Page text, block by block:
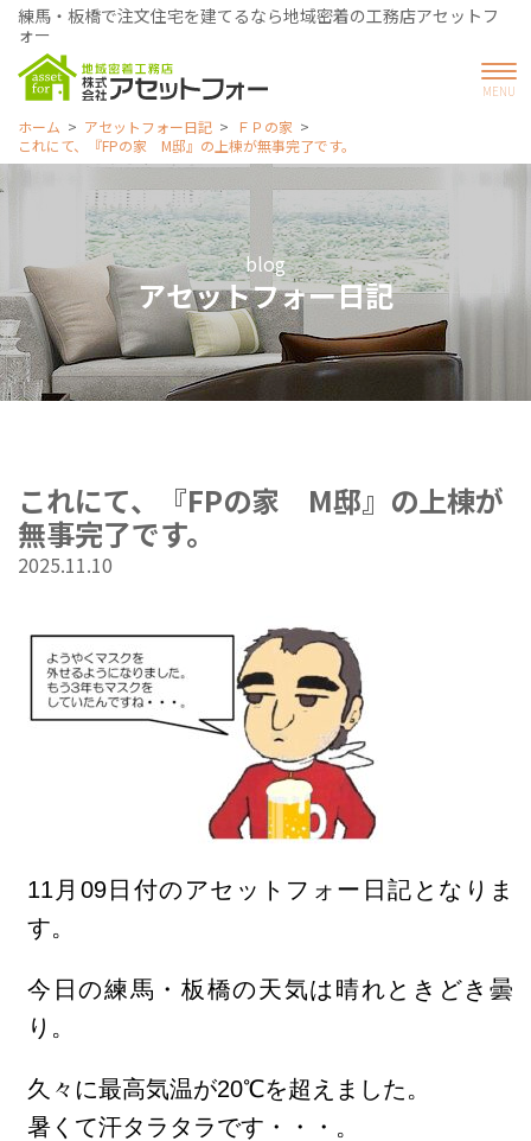
練馬・板橋で注文住宅を建てるなら地域密着の工務店アセットフ
ォー
ホーム アセットフォー日記
ＦＰの家
これにて、『FPの家 M邸』の上棟が無事完了です。
blog
アセットフォー日記
これにて、『FPの家 M邸』の上棟が
無事完了です。
2025.11.10
11 月09日 付のアセットフォー日記となりま
す。
今日の練馬・板橋の天気は晴れときどき曇
り 。
久々に最高気温が20℃を超えました。
暑くて汗タラタラです・・・。